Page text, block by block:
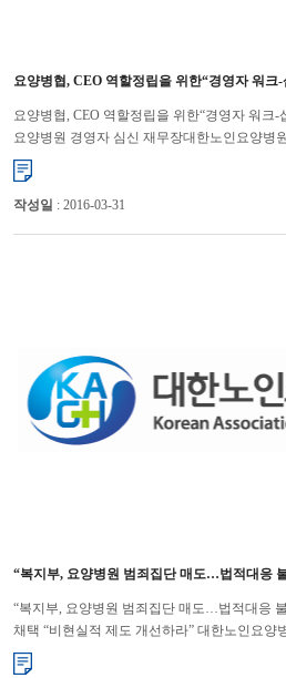
요양병협, CEO 역할정립을 위한“경영자 워크-
요양병협, CEO 역할정립을 위한“경영자 워크
요양병원 경영자 심신 재무장대한노인요양병
3시부터 2일간 제주 해비치 호텔에서 “2010 춘
작성일 : 2016-03-31
“복지부, 요양병원 범죄집단 매도…법적대응
“복지부, 요양병원 범죄집단 매도…법적대응
채택 “비현실적 제도 개선하라” 대한노인요양
요양병원 41%가 인력과 시설을 편법으로 운영,